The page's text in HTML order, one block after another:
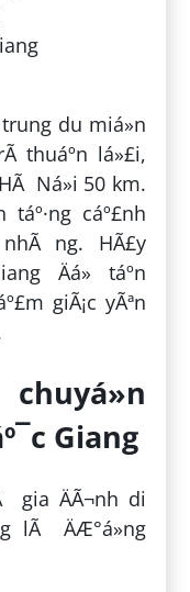
du miá»n
thuáº­n lá»£i,
Ná»i 50 km.
táº·ng cáº£nh
nhÃ ng. HÃ£y
Äá» táº­n
giÃ¡c yÃªn
Giang
gia ÄÃ¬nh di
lÃ ÄÆ°á»ng